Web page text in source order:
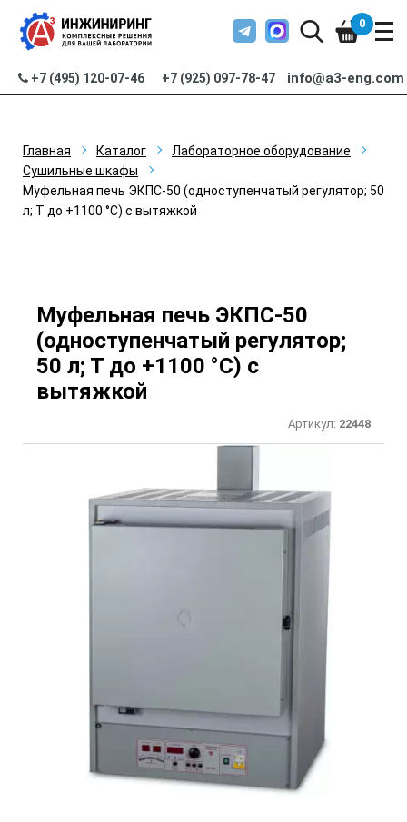
+7 (495) 120-07-46 +7 (925) 097-78-47 info@a3-eng.com
0
Главная Каталог
Лабораторное оборудование
Сушильные шкафы
Муфельная печь ЭКПС-50 (одноступенчатый регулятор; 50
л; Т до +1100 °С) с вытяжкой
Муфельная печь ЭКПС-50
(одноступенчатый регулятор;
50 л; Т до +1100 °С) с
вытяжкой
Артикул: 22448